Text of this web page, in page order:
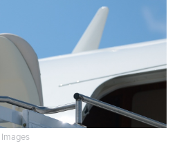
- Президент